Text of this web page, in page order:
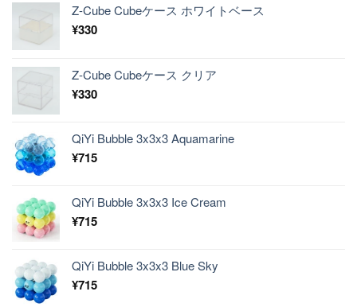
Z-Cube Cubeケース ホワイトベース
¥330
Z-Cube Cubeケース クリア
¥330
QiYi Bubble 3x3x3 Aquamarine
¥715
QiYi Bubble 3x3x3 Ice Cream
¥715
QiYi Bubble 3x3x3 Blue Sky
¥715